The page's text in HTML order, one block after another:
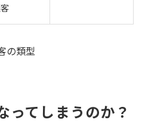
の類型
ってしまうのか？